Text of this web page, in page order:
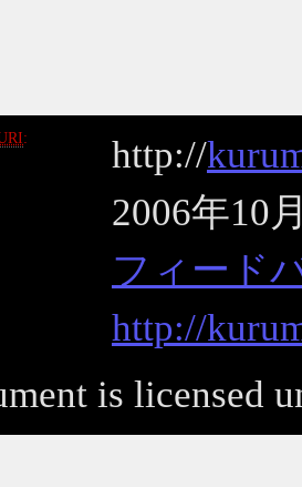
http://
2006年10
フィード
http://
is licensed